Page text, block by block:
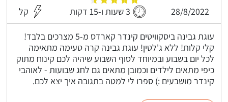
28/8/2022 3 שעות ו-15 דקות קל
עוגת גבינה ביסקוויטים קינדר קארדס מ-5 מצרכים בלבד!
קלי קלות! ללא ג'לטין! עוגת גבינה קרה טעימה מתאימה
לכל יום בשבוע ובמיוחד לסוף השבוע שיהיה לכם קינוח מתוק
כיפי מתאים לילדים וכמובן מתאים גם לחג שבועות - לאוהבי
קינדר מושבעים :) ספרו לי למטה בתגובה איך יצא לכם.